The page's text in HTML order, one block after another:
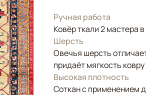
Ручная работа
Ковёр ткали 2 мастера
Шерсть
Овечья шерсть
придаёт мягкость
Высокая плотность
Соткан с применением